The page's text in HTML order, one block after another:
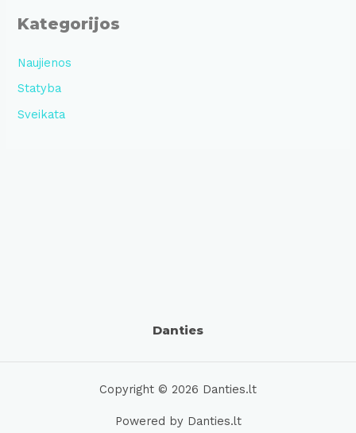
Kategorijos
Naujienos
Statyba
Sveikata
Danties
Copyright © 2026 Danties.lt
Powered by Danties.lt